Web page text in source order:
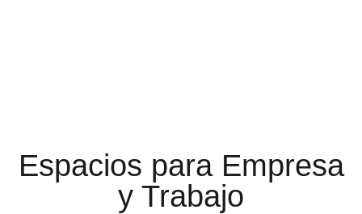
Espacios para Empresa
y Trabajo